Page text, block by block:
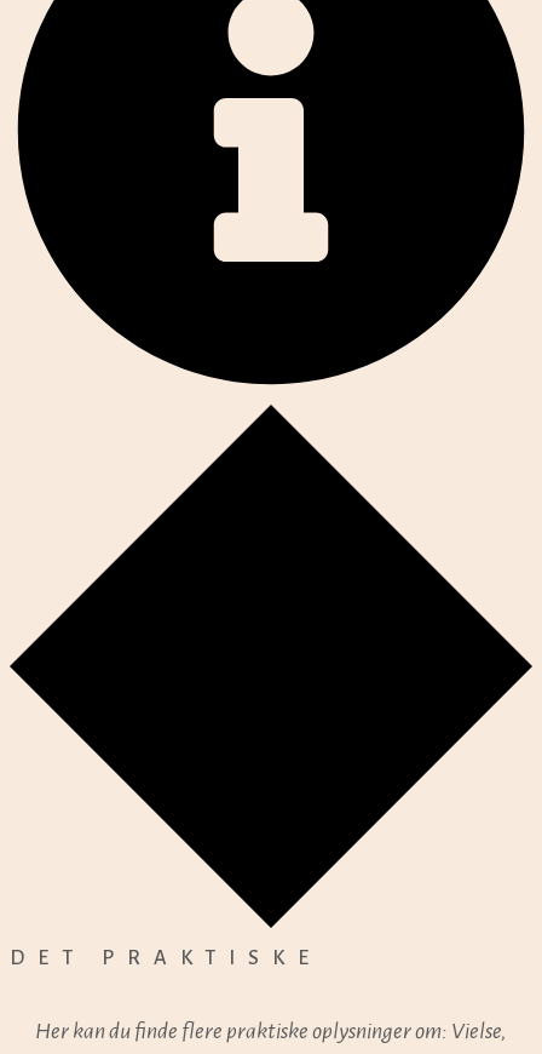
DET PRAKTISKE
Her kan du finde flere praktiske oplysninger om: Vielse,